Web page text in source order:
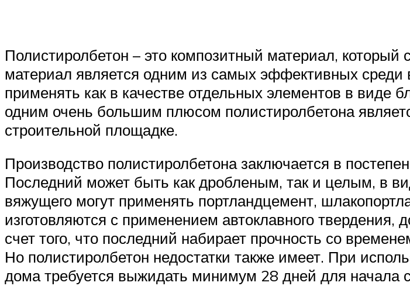
Полистиролбетон – это композитный материал, который
материал является одним из самых эффективных
применять как в качестве отдельных элементов в виде
одним очень большим плюсом полистиролбетона
строительной площадке.
Производство полистиролбетона заключается в
Последний может быть как дробленым, так и целым, в
вяжущего могут применять портландцемент,
изготовляются с применением автоклавного твердения,
счет того, что последний набирает прочность со
Но полистиролбетон недостатки также имеет. При
дома требуется выжидать минимум 28 дней для начала